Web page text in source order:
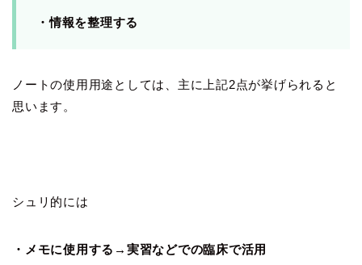
・情報を整理する
ノートの使用用途としては、主に上記2点が挙げられると
思います。
シュリ的には
・メモに使用する→実習などでの臨床で活用